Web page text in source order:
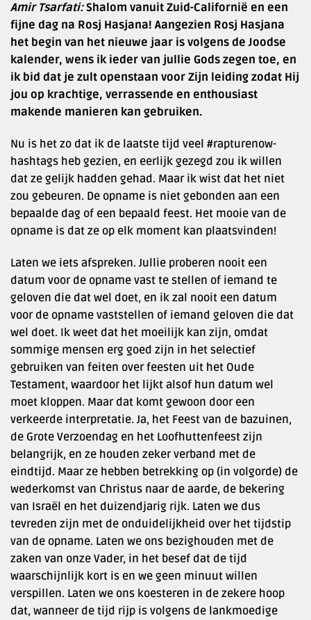
Amir Tsarfati:Shalom vanuit Zuid-Californië en een
fijne dag na Rosj Hasjana! Aangezien Rosj Hasjana
het begin van het nieuwe jaar is volgens de Joodse
kalender, wens ik ieder van jullie Gods zegen toe, en
ik bid dat je zult openstaan voor Zijn leiding zodat Hij
jou op krachtige, verrassende en enthousiast
makende manieren kan gebruiken.
Nu is het zo dat ik de laatste tijd veel #rapturenow-
hashtags heb gezien, en eerlijk gezegd zou ik willen
dat ze gelijk hadden gehad. Maar ik wist dat het niet
zou gebeuren. De opname is niet gebonden aan een
bepaalde dag of een bepaald feest. Het mooie van de
opname is dat ze op elk moment kan plaatsvinden!
Laten we iets afspreken. Jullie proberen nooit een
datum voor de opname vast te stellen of iemand te
geloven die dat wel doet, en ik zal nooit een datum
voor de opname vaststellen of iemand geloven die dat
wel doet. Ik weet dat het moeilijk kan zijn, omdat
sommige mensen erg goed zijn in het selectief
gebruiken van feiten over feesten uit het Oude
Testament, waardoor het lijkt alsof hun datum wel
moet kloppen. Maar dat komt gewoon door een
verkeerde interpretatie. Ja, het Feest van de bazuinen,
de Grote Verzoendag en het Loofhuttenfeest zijn
belangrijk, en ze houden zeker verband met de
eindtijd. Maar ze hebben betrekking op (in volgorde) de
wederkomst van Christus naar de aarde, de bekering
van Israël en het duizendjarig rijk. Laten we dus
tevreden zijn met de onduidelijkheid over het tijdstip
van de opname. Laten we ons bezighouden met de
zaken van onze Vader, in het besef dat de tijd
waarschijnlijk kort is en we geen minuut willen
verspillen. Laten we ons koesteren in de zekere hoop
dat, wanneer de tijd rijp is volgens de lankmoedige